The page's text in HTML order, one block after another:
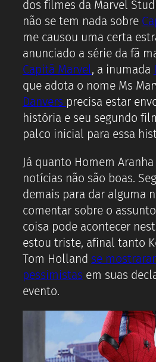
dos filmes da Marvel
não se tem nada sobre
me causou uma certa
anunciado a série da fã
Capitã Marvel, a inumada
que adota o nome Ms
Danvers precisa estar
história e seu segundo
palco inicial para essa
Já quanto Homem Aranha
notícias não são boas.
demais para dar alguma
comentar sobre o
coisa pode acontecer
estou triste, afinal tanto
Tom Holland se
pessimistas em suas
evento.